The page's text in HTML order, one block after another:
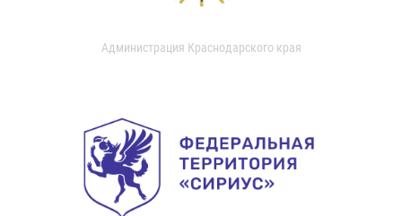
Администрация Краснодарского края